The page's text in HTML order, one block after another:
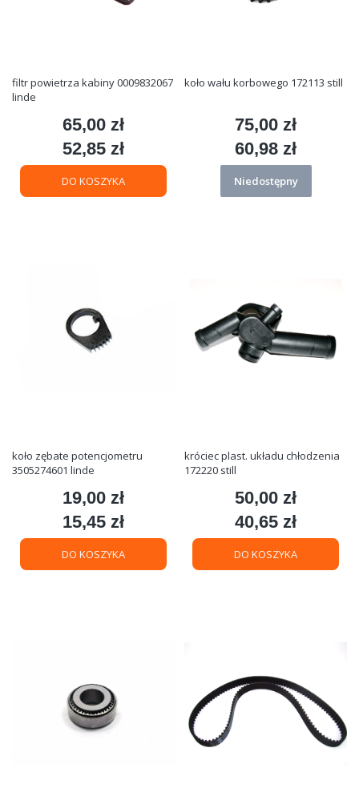
filtr powietrza kabiny 0009832067
linde
Cena
65,00 zł
Cena
52,85 zł
DO KOSZYKA
koło wału korbowego 172113 still
Cena
75,00 zł
Cena
60,98 zł
Niedostępny
koło zębate potencjometru
3505274601 linde
Cena
19,00 zł
Cena
15,45 zł
DO KOSZYKA
króciec plast. układu chłodzenia
172220 still
Cena
50,00 zł
Cena
40,65 zł
DO KOSZYKA